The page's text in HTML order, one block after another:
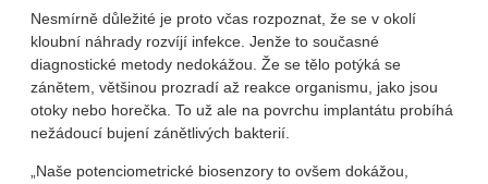
Nesmírně důležité je proto včas rozpoznat, že se v okolí
kloubní náhrady rozvíjí infekce. Jenže to současné
diagnostické metody nedokážou. Že se tělo potýká se
zánětem, většinou prozradí až reakce organismu, jako jsou
otoky nebo horečka. To už ale na povrchu implantátu probíhá
nežádoucí bujení zánětlivých bakterií.
„Naše potenciometrické biosenzory to ovšem dokážou,